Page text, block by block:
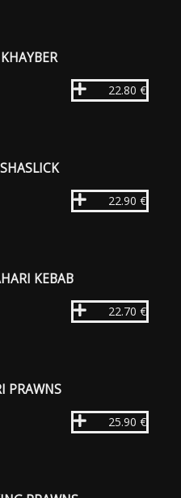
22.80 €
22.90 €
KEBAB
22.70 €
PRAWNS
25.90 €